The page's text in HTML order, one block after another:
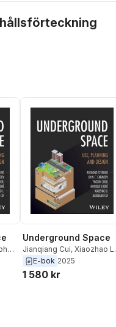
Underground Space
Jianqiang Cui, Xiaozhao Li
Monique Labb
Zhou,John Carmody
E-bok 2025
1 580 kr